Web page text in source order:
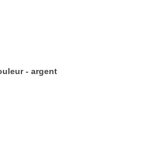
- argent